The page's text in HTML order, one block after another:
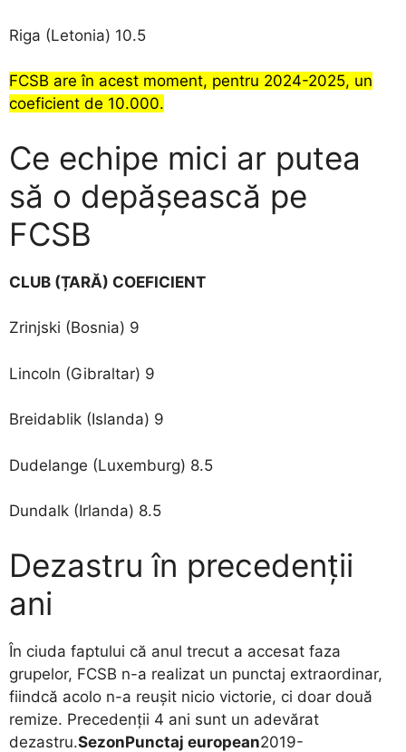
Riga (Letonia) 10.5
FCSB are în acest moment, pentru 2024-2025, un
coeficient de 10.000.
Ce echipe mici ar putea
să o depășească pe
FCSB
CLUB (ȚARĂ) COEFICIENT
Zrinjski (Bosnia) 9
Lincoln (Gibraltar) 9
Breidablik (Islanda) 9
Dudelange (Luxemburg) 8.5
Dundalk (Irlanda) 8.5
Dezastru în precedenții
ani
În ciuda faptului că anul trecut a accesat faza
grupelor, FCSB n-a realizat un punctaj extraordinar,
fiindcă acolo n-a reușit nicio victorie, ci doar două
remize. Precedenții 4 ani sunt un adevărat
dezastru.SezonPunctaj european2019-